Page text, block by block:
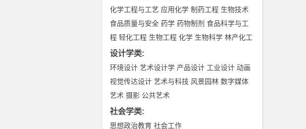
化学工程与工艺 应用化学 制药工程 生物技术
食品质量与安全 药学 药物制剂 食品科学与工
程 轻化工程 生物工程 化学 生物科学 林产化工
设计学类:
环境设计 艺术设计学 产品设计 工业设计 动画
视觉传达设计 艺术与科技 风景园林 数字媒体
艺术 摄影 公共艺术
社会学类:
思想政治教育 社会工作